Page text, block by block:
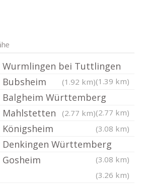
bei Tuttlingen
(1.39 km)
(1.92 km)
Württemberg
(2.77 km)
(2.77 km)
(3.08 km)
Württemberg
(3.08 km)
(3.26 km)